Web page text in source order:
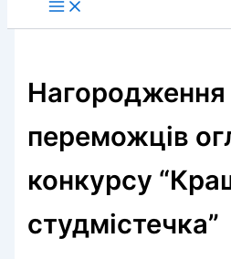
Нагородження
переможців
конкурсу
студмістечка”